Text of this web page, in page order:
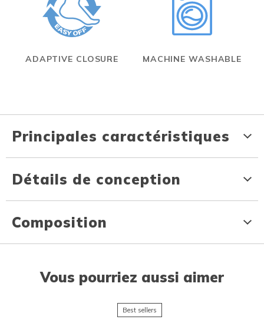
ADAPTIVE CLOSURE MACHINE WASHABLE
Principales caractéristiques
Détails de conception
Composition
Vous pourriez aussi aimer
Best sellers